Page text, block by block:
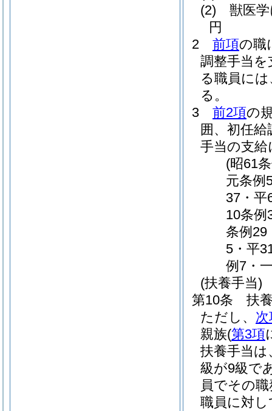
(2)
獣医
円
2
前項の職
調整手当
る職員には
る。
3
前2項の
囲、初任
手当の支
(昭61
元条例
37・平
10条例
条例29
5・平
例7・
(扶養手当)
第10条
扶
ただし、
親族(第3項
扶養手当
級が9級で
員でその
職員に対